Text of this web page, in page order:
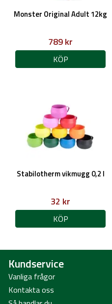
Monster Original Adult 12kg
789 kr
KÖP
Stabilotherm vikmugg 0,2 l
32 kr
KÖP
Kundservice
Vanliga frågor
Kontakta oss